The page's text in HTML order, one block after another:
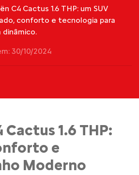
C4 Cactus 1.6 THP: um SUV
conforto e tecnologia para
dinâmico.
30/10/2024
1.6 THP:
e
Moderno